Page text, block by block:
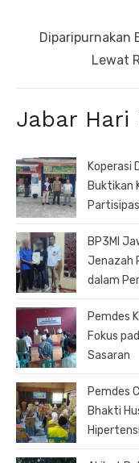
NextDiparipurnakan
Lewat
Jabar Hari
Koperasi
Buktikan
BP3MI
Jenazah
dalam
Pemdes
Fokus
Sasaran
Pemdes
Bhakti